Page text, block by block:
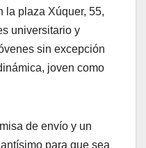
la plaza Xúquer, 55,
universitario y
sin excepción
joven como
de envío y un
para que sea